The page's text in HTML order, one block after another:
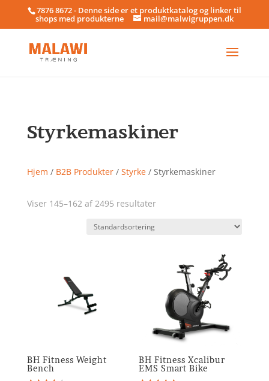
7876 8672 - Denne side er et produktkatalog og linker til
shops med produkterne mail@malwigruppen.dk
Styrkemaskiner
Hjem / B2B Produkter/ Styrke/ Styrkemaskiner
Viser 145–162 af 2495 resultater
BH Fitness Weight
Bench
BH Fitness Xcalibur
EMS Smart Bike